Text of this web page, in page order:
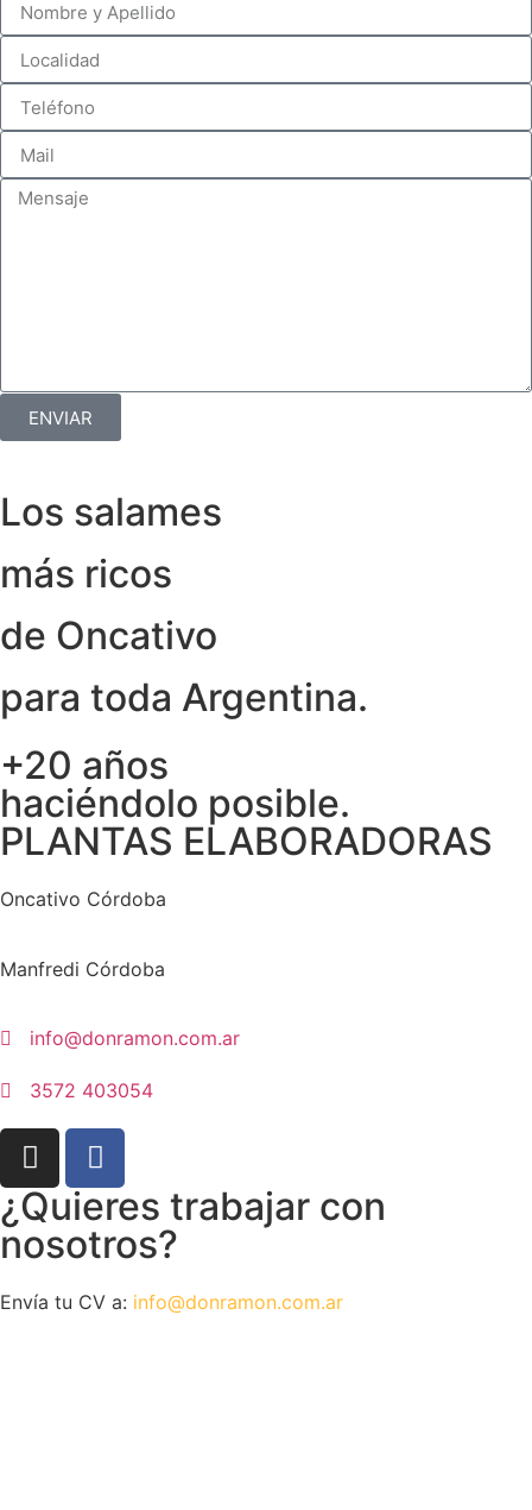
ENVIAR
Los salames
más ricos
de Oncativo
para toda Argentina.
+20 años
haciéndolo posible.
PLANTAS ELABORADORAS
Oncativo Córdoba
Manfredi Córdoba
info@donramon.com.ar
3572 403054
¿Quieres trabajar con
nosotros?
Envía tu CV a: info@donramon.com.ar